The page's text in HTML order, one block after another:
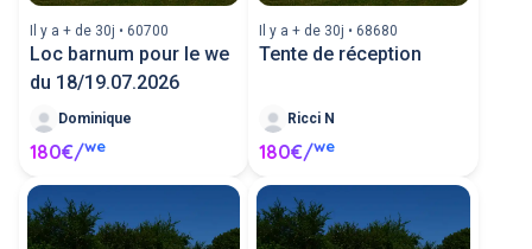
Il y a + de 30j • 60700
Loc barnum pour le we
du 18/19.07.2026
Dominique
180€/we
Il y a + de 30j • 68680
Tente de réception
Ricci N
180€/we